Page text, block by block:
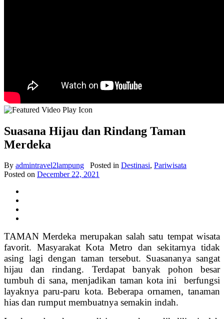
Suasana Hijau dan Rindang Taman
Merdeka
By admintravel2lampung Posted in Destinasi, Pariwisata
Posted on December 22, 2021
TAMAN Merdeka merupakan salah satu tempat wisata
favorit. Masyarakat Kota Metro dan sekitarnya tidak
asing lagi dengan taman tersebut. Suasananya sangat
hijau dan rindang. Terdapat banyak pohon besar
tumbuh di sana, menjadikan taman kota ini berfungsi
layaknya paru-paru kota. Beberapa ornamen, tanaman
hias dan rumput membuatnya semakin indah.